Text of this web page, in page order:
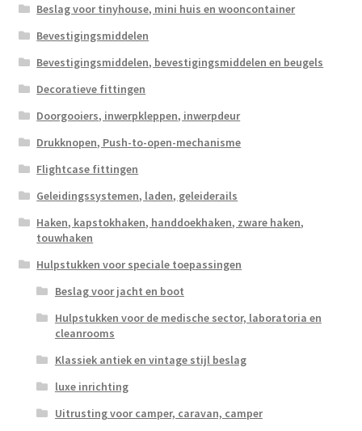
Beslag voor tinyhouse, mini huis en wooncontainer
Bevestigingsmiddelen
Bevestigingsmiddelen, bevestigingsmiddelen en beugels
Decoratieve fittingen
Doorgooiers, inwerpkleppen, inwerpdeur
Drukknopen, Push-to-open-mechanisme
Flightcase fittingen
Geleidingssystemen, laden, geleiderails
Haken, kapstokhaken, handdoekhaken, zware haken,
touwhaken
Hulpstukken voor speciale toepassingen
Beslag voor jacht en boot
Hulpstukken voor de medische sector, laboratoria en
cleanrooms
Klassiek antiek en vintage stijl beslag
luxe inrichting
Uitrusting voor camper, caravan, camper